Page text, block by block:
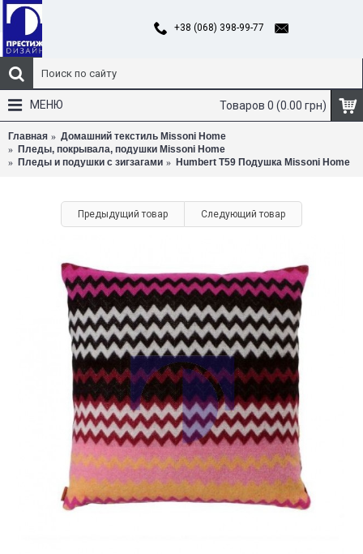
+38 (068) 398-99-77
Товаров 0 (0.00 грн)
МЕНЮ
Главная
Домашний текстиль Missoni Home
Пледы, покрывала, подушки Missoni Home
Пледы и подушки с зигзагами
Humbert T59 Подушка Missoni Home
Предыдущий товар Следующий товар